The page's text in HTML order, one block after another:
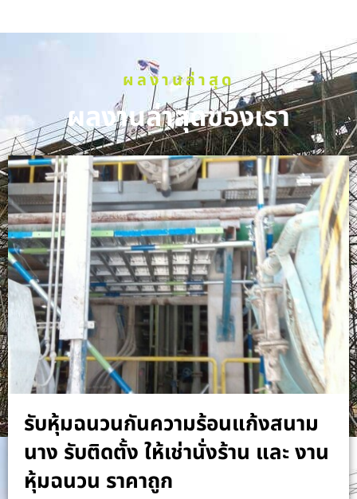
ผลงานล่าสุด
ผลงานล่าสุดของเรา
รับหุ้มฉนวนกันความร้อนแก้งสนาม
นาง รับติดตั้ง ให้เช่านั่งร้าน และ งาน
หุ้มฉนวน ราคาถูก